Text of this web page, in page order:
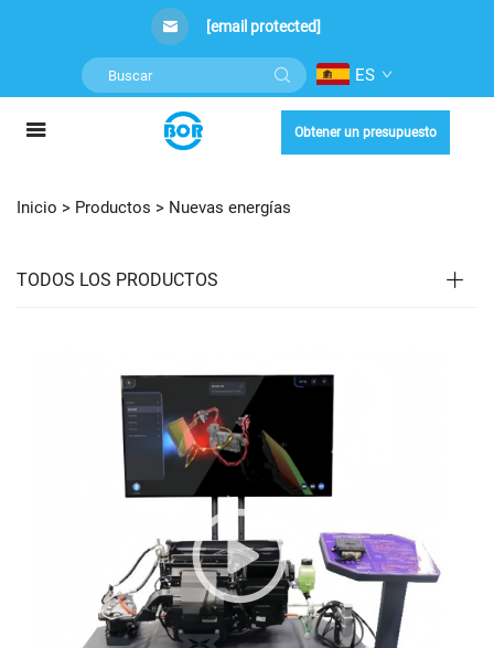
[email protected]
ES
Obtener un presupuesto
Inicio > Productos > Nuevas energías
TODOS LOS PRODUCTOS